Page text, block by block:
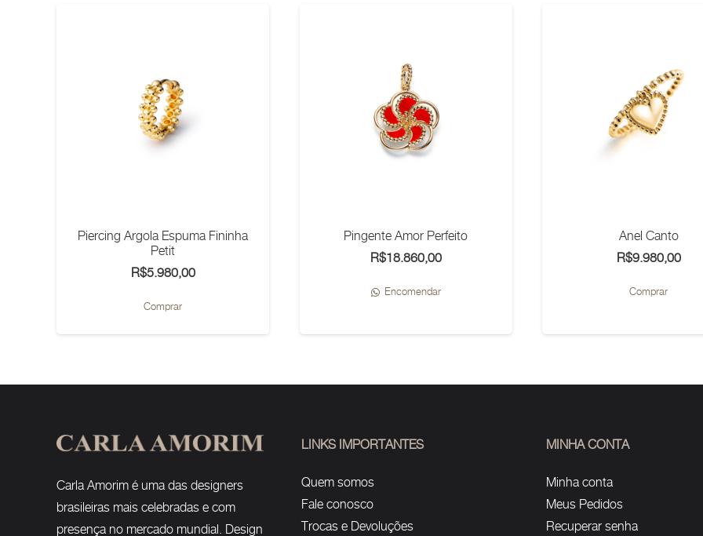
Piercing Argola Espuma Fininha
Petit
R$5.980,00
Comprar
Pingente Amor Perfeito
R$18.860,00
Encomendar
Anel Canto
R$9.980,00
Comprar
tem
Carla Amorim é uma das designers
brasileiras mais celebradas e com
presença no mercado mundial. Design
LINKS IMPORTANTES
Quem somos
Fale conosco
Trocas e Devoluções
MINHA CONTA
Minha conta
Meus Pedidos
Recuperar senha